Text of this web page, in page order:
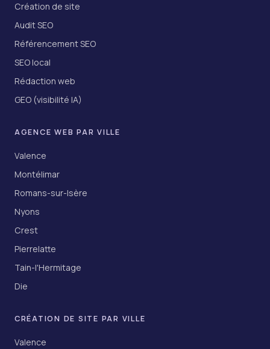
Création de site
Audit SEO
Référencement SEO
SEO local
Rédaction web
GEO (visibilité IA)
AGENCE WEB PAR VILLE
Valence
Montélimar
Romans-sur-Isère
Nyons
Crest
Pierrelatte
Tain-l'Hermitage
Die
CRÉATION DE SITE PAR VILLE
Valence